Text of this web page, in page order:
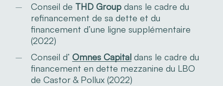
Conseil de THD Groupdans le cadre du
refinancement de sa dette et du
financement d’une ligne supplémentaire
(2022)
Conseil d’ Omnes Capitaldans le cadre du
financement en dette mezzanine du LBO
de Castor & Pollux (2022)